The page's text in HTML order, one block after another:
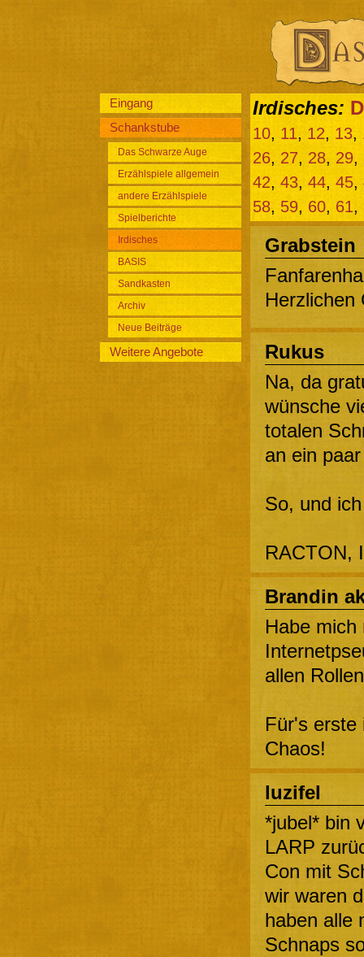
Eingang
Schankstube
Das Schwarze Auge
Erzählspiele allgemein
andere Erzählspiele
Spielberichte
Irdisches
BASIS
Sandkasten
Archiv
Neue Beiträge
Weitere Angebote
Irdisches:
10, 11, 12, 13,
26, 27, 28, 29,
42, 43, 44, 45,
58, 59, 60, 61,
Grabstein
Herzlichen
Rukus
Na, da
wünsche
totalen
an ein
So, und
RACTON,
Brandin
Habe mich
allen
Für's erste
Chaos!
luzifel
*jubel* bin
LARP
Con mit
wir waren
haben alle
Schnaps